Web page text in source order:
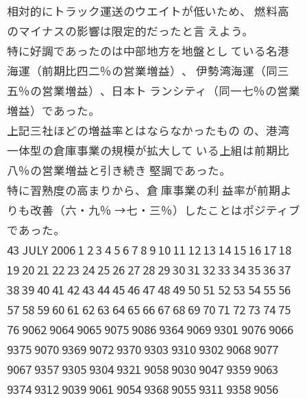
相対的にトラック運送のウエイトが低いため、 燃料高
のマイナスの影響は限定的だったと言 えよう。
特に好調であったのは中部地方を地盤とし ている名港
海運（前期比四二％の営業増益）、 伊勢湾海運（同三
五％の営業増益）、日本ト ランシティ（同一七％の営業
増益）であった。
上記三社ほどの増益率とはならなかったもの の、港湾
一体型の倉庫事業の規模が拡大して いる上組は前期比
八％の営業増益と引き続き 堅調であった。
特に習熟度の高まりから、倉 庫事業の利 益率が前期よ
りも改善（六・九％ →七・三％）したことはポジティブ
であった。
43 JULY 2006 1 2 3 4 5 6 7 8 9 10 11 12 13 14 15 16 17 18
19 20 21 22 23 24 25 26 27 28 29 30 31 32 33 34 35 36 37
38 39 40 41 42 43 44 45 46 47 48 49 50 51 52 53 54 55 56
57 58 59 60 61 62 63 64 65 66 67 68 69 70 71 72 73 74 75
76 9062 9064 9065 9075 9086 9364 9069 9301 9076 9066
9375 9070 9369 9072 9370 9303 9310 9302 9068 9077
9067 9357 9305 9304 9321 9058 9030 9047 9359 9063
9374 9312 9039 9061 9054 9368 9055 9311 9358 9056